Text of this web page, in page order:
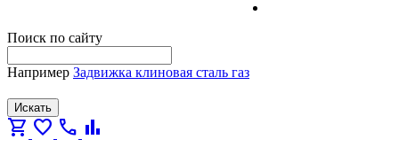
Поиск по сайту
Например Задвижка клиновая сталь газ
Искать
shopping_cart favorite call bar_chart